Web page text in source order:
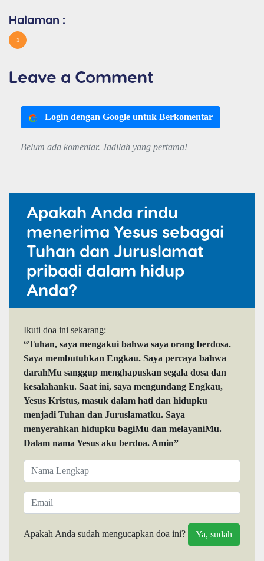
Halaman :
1
Leave a Comment
Login dengan Google untuk Berkomentar
Belum ada komentar. Jadilah yang pertama!
Apakah Anda rindu
menerima Yesus sebagai
Tuhan dan Juruslamat
pribadi dalam hidup
Anda?
Ikuti doa ini sekarang:
“Tuhan, saya mengakui bahwa saya orang berdosa.
Saya membutuhkan Engkau. Saya percaya bahwa
darahMu sanggup menghapuskan segala dosa dan
kesalahanku. Saat ini, saya mengundang Engkau,
Yesus Kristus, masuk dalam hati dan hidupku
menjadi Tuhan dan Juruslamatku. Saya
menyerahkan hidupku bagiMu dan melayaniMu.
Dalam nama Yesus aku berdoa. Amin”
Apakah Anda sudah mengucapkan doa ini?